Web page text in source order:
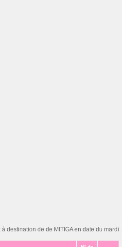
destination de de MITIGA en date du mardi